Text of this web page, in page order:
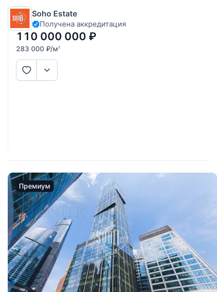
из них терраса 170 кв.м. с коэф 0,3 (жилая площадь 220
кв.м.) Виды из окон на город. По планировке: зона кухни -
гостиной, спальня с ванной комнатой и тремя
гардеробными, спальня со
Soho Estate
Получена аккредитация
110 000 000 ₽
283 000 ₽/м2
Премиум